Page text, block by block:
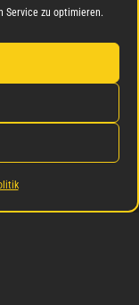
Service zu optimieren.